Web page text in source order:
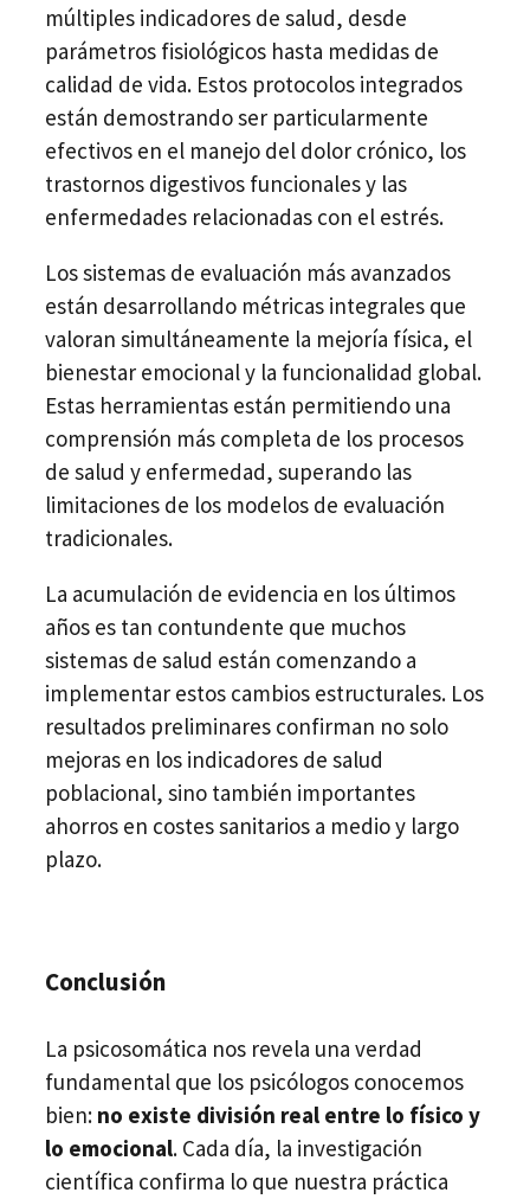
múltiples indicadores de salud, desde
parámetros fisiológicos hasta medidas de
calidad de vida. Estos protocolos integrados
están demostrando ser particularmente
efectivos en el manejo del dolor crónico, los
trastornos digestivos funcionales y las
enfermedades relacionadas con el estrés.
Los sistemas de evaluación más avanzados
están desarrollando métricas integrales que
valoran simultáneamente la mejoría física, el
bienestar emocional y la funcionalidad global.
Estas herramientas están permitiendo una
comprensión más completa de los procesos
de salud y enfermedad, superando las
limitaciones de los modelos de evaluación
tradicionales.
La acumulación de evidencia en los últimos
años es tan contundente que muchos
sistemas de salud están comenzando a
implementar estos cambios estructurales. Los
resultados preliminares confirman no solo
mejoras en los indicadores de salud
poblacional, sino también importantes
ahorros en costes sanitarios a medio y largo
plazo.
Conclusión
La psicosomática nos revela una verdad
fundamental que los psicólogos conocemos
bien: no existe división real entre lo físico y
lo emocional. Cada día, la investigación
científica confirma lo que nuestra práctica